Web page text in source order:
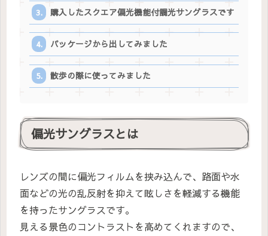
購入したスクエア偏光機能付調光サングラスです
パッケージから出してみました
散歩の際に使ってみました
偏光サングラスとは
レンズの間に偏光フィルムを挟み込んで、路面や水
面などの光の乱反射を抑えて眩しさを軽減する機能
を持ったサングラスです。
見える景色のコントラストを高めてくれますので、